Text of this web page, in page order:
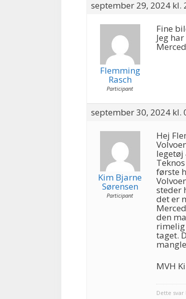
september 29, 2024 kl.
Flemming
Rasch
Participant
Fine
Jeg
september 30, 2024 kl.
Kim Bjarne
Sørensen
Participant
Hej
legetøj
første
steder
det er
den
taget.
MVH
Dette